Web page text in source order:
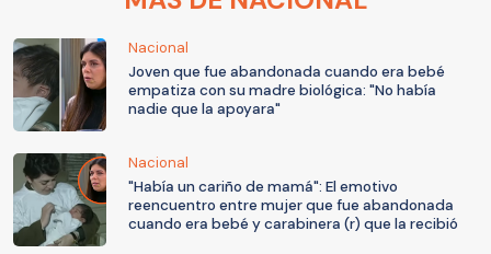
Nacional
Joven que fue abandonada cuando era bebé
empatiza con su madre biológica: "No había
nadie que la apoyara"
Nacional
"Había un cariño de mamá": El emotivo
reencuentro entre mujer que fue abandonada
cuando era bebé y carabinera (r) que la recibió